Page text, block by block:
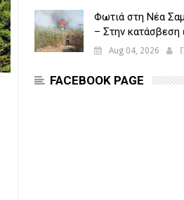
Φωτιά στη Νέα
– Στην κατάσβεση
εναέριες δυνάμεις
Aug 04, 2026
FACEBOOK PAGE